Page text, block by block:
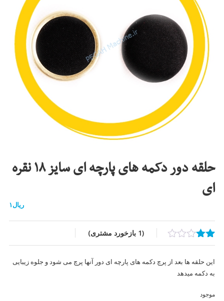
حلقه دور دکمه های پارچه ای سایز ۱۸ نقره
ای
ریال۱
امتیازدهی
از 5
در
1
(
1 بازخورد مشتری)
این حلقه ها بعد از پرچ دکمه های پارچه ای دور آنها پرچ می شود و جلوه زیبایی
به دکمه میدهد
موجود